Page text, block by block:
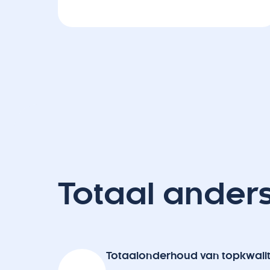
Totaal
Totaalonderhoud van